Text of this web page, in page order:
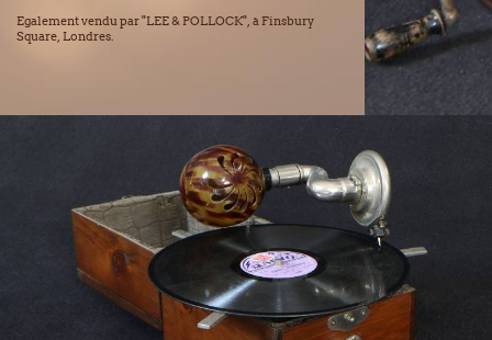
Egalement vendu par "LEE & POLLOCK", à Finsbury
Square, Londres.